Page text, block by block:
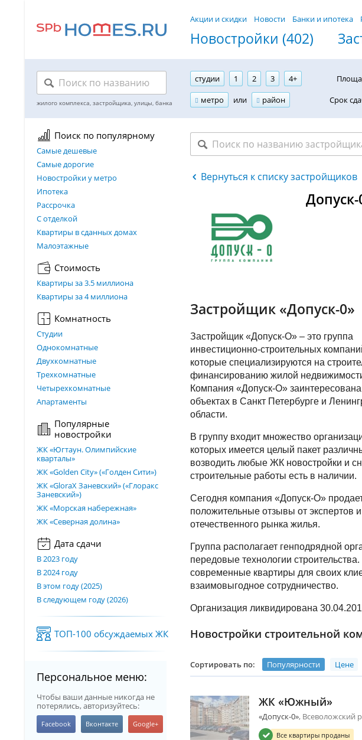
Акции и скидки Новости Банки и ипотека
Новостройки (402)
студии 1 2 3
4+
метро
или район
Срок
Поиск по популярному
Самые дешевые
Самые дорогие
Новостройки у метро
Ипотека
Рассрочка
С отделкой
Квартиры в сданных домах
Малоэтажные
Стоимость
Квартиры за 3.5 миллиона
Квартиры за 4 миллиона
Комнатность
Студии
Однокомнатные
Двухкомнатные
Трехкомнатные
Четырехкомнатные
Апартаменты
Популярные
новостройки
ЖК «Югтаун. Олимпийские
кварталы»
ЖК «Golden City» («Голден Сити»)
ЖК «GloraX Заневский»​ («Глоракс
Заневский»)
ЖК «Морская набережная»
ЖК «Северная долина»
Дата сдачи
В 2023 году
В 2024 году
В этом году (2025)
В следующем году (2026)
ТОП-100 обсуждаемых ЖК
Персональное меню:
Чтобы ваши данные никогда не
потерялись, авторизуйтесь:
Вернуться к списку застройщиков
Допуск-
Застройщик «Допуск-0»
Застройщик «Допуск-О» – это группа
инвестиционно-строительных
которые специализируются на
финансированию жилой
Компания «Допуск-О»
объектах в Санкт Петербурге и
области.
В группу входит множество
которых имеется целый пакет
возводить любые ЖК новостройки и
строительные работы есть в наличии.
Сегодня компания «Допуск-О»
положительные отзывы от экспертов
отечественного рынка жилья.
Группа располагает генподрядной
передовые технологии
современные квартиры для своих
взаимовыгодное сотрудничество.
Организация ликвидирована
Новостройки строительной
Сортировать по: Популярности Цене
ЖК «Южный»
«Допуск-0» Всеволожский
Все квартиры проданы